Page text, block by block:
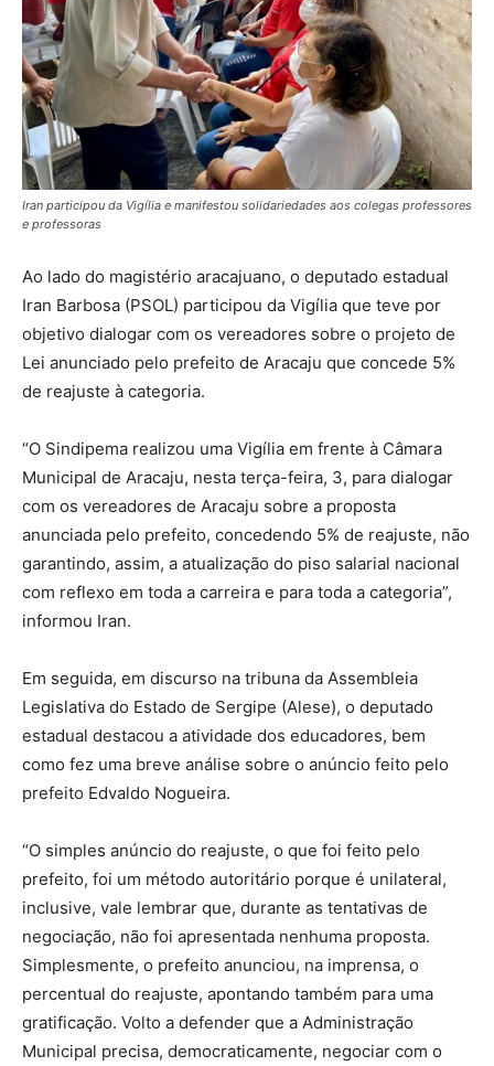
Iran participou da Vigília e manifestou solidariedades aos colegas professores
e professoras
Ao lado do magistério aracajuano, o deputado estadual
Iran Barbosa (PSOL) participou da Vigília que teve por
objetivo dialogar com os vereadores sobre o projeto de
Lei anunciado pelo prefeito de Aracaju que concede 5%
de reajuste à categoria.
“O Sindipema realizou uma Vigília em frente à Câmara
Municipal de Aracaju, nesta terça-feira, 3, para dialogar
com os vereadores de Aracaju sobre a proposta
anunciada pelo prefeito, concedendo 5% de reajuste, não
garantindo, assim, a atualização do piso salarial nacional
com reflexo em toda a carreira e para toda a categoria”,
informou Iran.
Em seguida, em discurso na tribuna da Assembleia
Legislativa do Estado de Sergipe (Alese), o deputado
estadual destacou a atividade dos educadores, bem
como fez uma breve análise sobre o anúncio feito pelo
prefeito Edvaldo Nogueira.
“O simples anúncio do reajuste, o que foi feito pelo
prefeito, foi um método autoritário porque é unilateral,
inclusive, vale lembrar que, durante as tentativas de
negociação, não foi apresentada nenhuma proposta.
Simplesmente, o prefeito anunciou, na imprensa, o
percentual do reajuste, apontando também para uma
gratificação. Volto a defender que a Administração
Municipal precisa, democraticamente, negociar com o